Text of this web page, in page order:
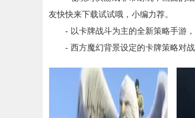
友快快来下载试试哦，小编力荐。
- 以卡牌战斗为主的全新策略手游
- 西方魔幻背景设定的卡牌策略对